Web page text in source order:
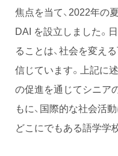
焦点を当て、2022年の
DAI を設立しました。
ることは、社会を変え
信じています。上記に
の促進を通じてシニア
もに、国際的な社会活
どこにでもある語学学